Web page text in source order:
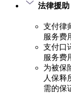
法律援助
支付律
服务费
支付口
服务费
为被保
人保释
需的保